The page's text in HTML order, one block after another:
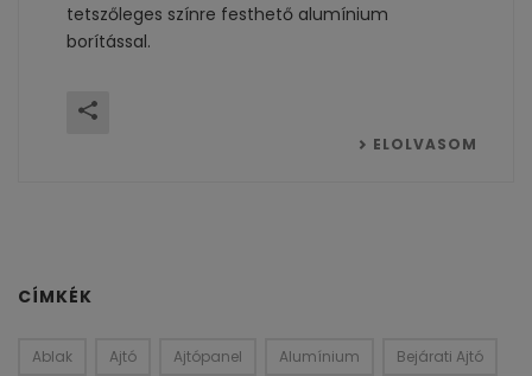
tetszőleges színre festhető alumínium
borítással.
ELOLVASOM
CÍMKÉK
Ablak Ajtó Ajtópanel Alumínium Bejárati Ajtó